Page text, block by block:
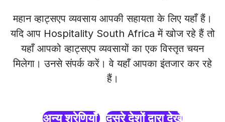
महान व्हाट्सएप व्यवसाय आपकी सहायता के लिए यहाँ हैं।
यदि आप Hospitality South Africa में खोज रहे हैं तो
यहाँ आपको व्हाट्सएप व्यवसायों का एक विस्तृत चयन
मिलेगा। उनसे संपर्क करें। वे यहाँ आपका इंतजार कर रहे
हैं।
अन्य श्रेणियाँ दूसरे देशों द्वारा देखें